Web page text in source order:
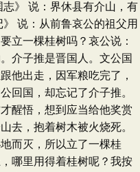
》 说：界休县有介山，有
说：从前鲁哀公的祖父用
立一棵桂树吗？哀公说：
介子推是晋国人。文公国
他出走，因军粮吃完了，
回国，却忘记了介子推。
醒悟，想到应当给他奖赏
去，抱着树木被火烧死。
而灭，所以立了一棵桂
哪里用得着桂树呢？我按